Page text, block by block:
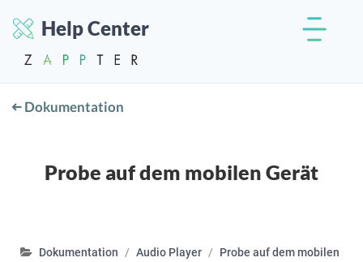
Help Center
Dokumentation
Probe auf dem mobilen Gerät
Dokumentation Audio Player
Probe auf dem mobilen